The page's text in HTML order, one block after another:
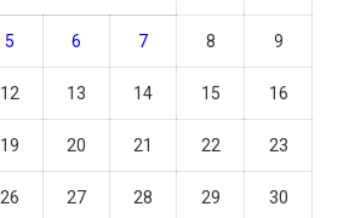
5 6 7 8 9
12 13 14 15 16
19 20 21 22 23
26 27 28 29 30